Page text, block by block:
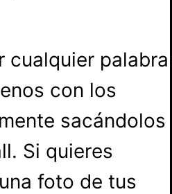
cualquier palabra
con los
sacándolos
Si quieres
foto de tus